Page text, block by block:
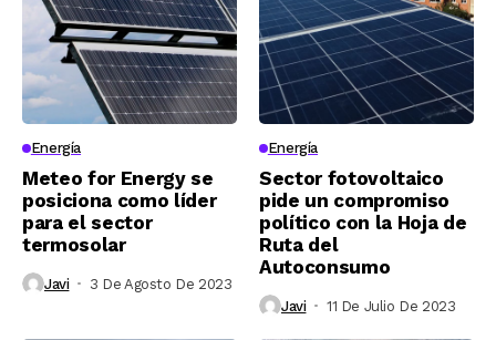
Energía
Meteo for Energy se
posiciona como líder
para el sector
termosolar
Javi 3 De Agosto De 2023
Energía
Sector fotovoltaico
pide un compromiso
político con la Hoja de
Ruta del
Autoconsumo
Javi 11 De Julio De 2023